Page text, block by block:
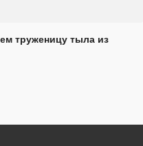
труженицу тыла из